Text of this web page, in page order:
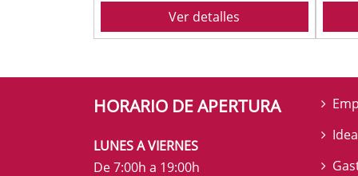
Ver detalles
HORARIO DE APERTURA
LUNES A VIERNES
De 7:00h a 19:00h